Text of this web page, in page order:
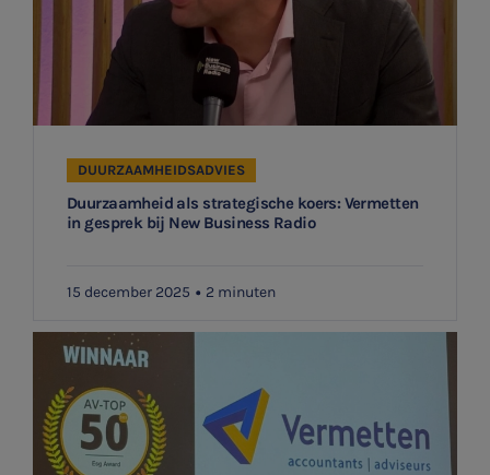
Duurzaamheid als strategische koers: Vermetten
in gesprek bij New Business Radio
DUURZAAMHEIDSADVIES
15 december 2025 2 minuten